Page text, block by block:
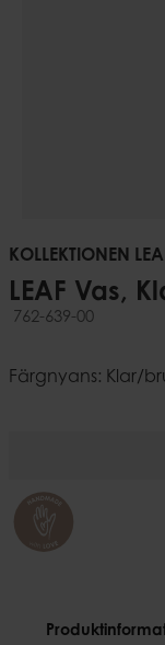
KOLLEKTIONEN
LEAF Vas,
762-639-00
Färgnyans: Klar/